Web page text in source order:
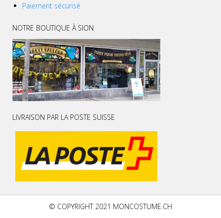
Paiement sécurisé
NOTRE BOUTIQUE À SION
LIVRAISON PAR LA POSTE SUISSE
© COPYRIGHT 2021 MONCOSTUME.CH